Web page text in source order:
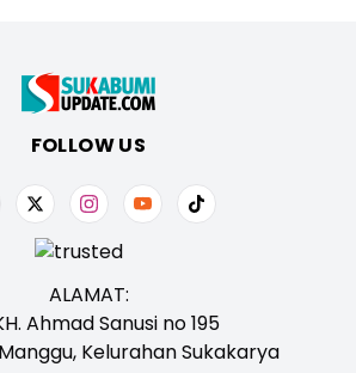
FOLLOW US
ALAMAT:
Ahmad Sanusi no 195
Kelurahan Sukakarya